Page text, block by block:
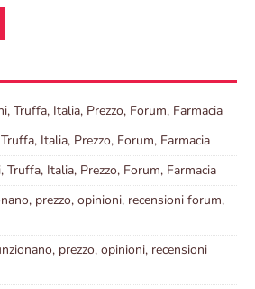
Truffa, Italia, Prezzo, Forum, Farmacia
Italia, Prezzo, Forum, Farmacia
Truffa, Italia, Prezzo, Forum, Farmacia
prezzo, opinioni, recensioni forum,
prezzo, opinioni, recensioni